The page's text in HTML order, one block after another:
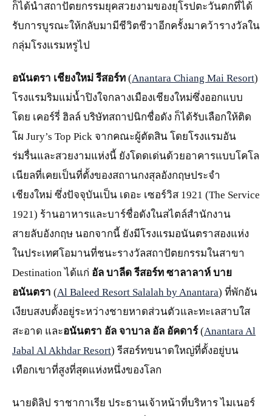
ก็ได้นำสถาปัตยกรรมยุคสวยงามของยุโรปตะวันตกที่ได้
รับการบูรณะให้กลับมามีชีวิตชีวาอีกครั้งมาคว้ารางวัลใน
กลุ่มโรงแรมหรูไป
อนันตรา เชียงใหม่ รีสอร์ท (Anantara Chiang Mai Resort)
โรงแรมริมแม่น้ำปิงใจกลางเมืองเชียงใหม่ซึ่งออกแบบ
โดย เคอร์รี่ ฮิลล์ บริษัทสถาปนิกชื่อดัง ก็ได้รับเลือกให้ติด
โผ Jury’s Top Pick จากคณะผู้ตัดสิน โดยโรงแรมอัน
ร่มรื่นและสวยงามแห่งนี้ ยังโดดเด่นด้วยอาคารแบบโคโล
เนียลที่เคยเป็นที่ตั้งของสถานกงสุลอังกฤษประจำ
เชียงใหม่ ซึ่งปัจจุบันเป็น เดอะ เซอร์วิส 1921 (The Service
1921) ร้านอาหารและบาร์ชื่อดังในสไตล์สำนักงาน
สายลับอังกฤษ นอกจากนี้ ยังมีโรงแรมอนันตราสองแห่ง
ในประเทศโอมานที่ชนะรางวัลสถาปัตยกรรมในสาขา
Destination ได้แก่ อัล บาลีด รีสอร์ท ซาลาลาห์ บาย
อนันตรา (Al Baleed Resort Salalah by Anantara) ที่พักอัน
เงียบสงบตั้งอยู่ระหว่างชายหาดส่วนตัวและทะเลสาบใส
สะอาด และอนันตรา อัล จาบาล อัล อัคดาร์(Anantara Al
Jabal Al Akhdar Resort) รีสอร์ทขนาดใหญ่ที่ตั้งอยู่บน
เทือกเขาที่สูงที่สุดแห่งหนึ่งของโลก
นายดิลิป ราชากาเรีย ประธานเจ้าหน้าที่บริหาร ไมเนอร์